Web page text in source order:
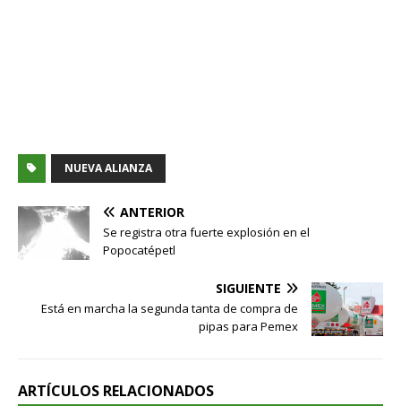
NUEVA ALIANZA
ANTERIOR
Se registra otra fuerte explosión en el
Popocatépetl
SIGUIENTE
Está en marcha la segunda tanta de compra de
pipas para Pemex
ARTÍCULOS RELACIONADOS